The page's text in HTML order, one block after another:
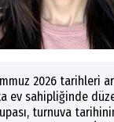
2026 tarihleri
ev sahipliğinde
turnuva